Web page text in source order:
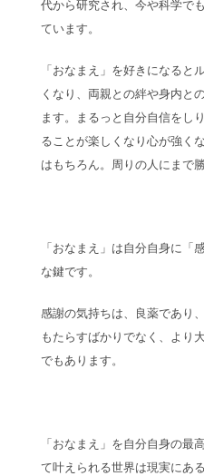
代から研究され、今や科学で
ています。
「おなまえ」を好きになると
くなり、両親との絆や身内と
ます。まるっと自分自信をし
ることが楽しくなり心が強く
はもちろん。周りの人にまで
「おなまえ」は自分自身に「
な鍵です。
感謝の気持ちは、良薬であり
もたらすばかりでなく、より
でもあります。
「おなまえ」を自分自身の最
て叶えられる世界は現実にあ